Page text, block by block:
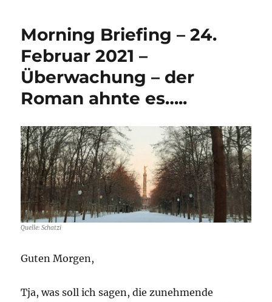
Morning Briefing – 24.
Februar 2021 –
Überwachung – der
Roman ahnte es…..
Quelle: Schatzi
Guten Morgen,
Tja, was soll ich sagen, die zunehmende